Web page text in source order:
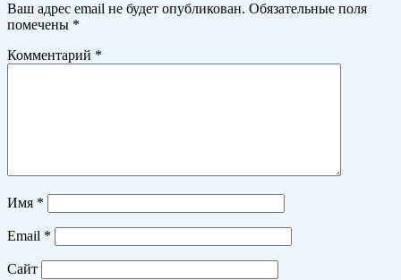
Ваш адрес email не будет опубликован. Обязательные поля
помечены *
Комментарий *
Имя *
Email *
Сайт